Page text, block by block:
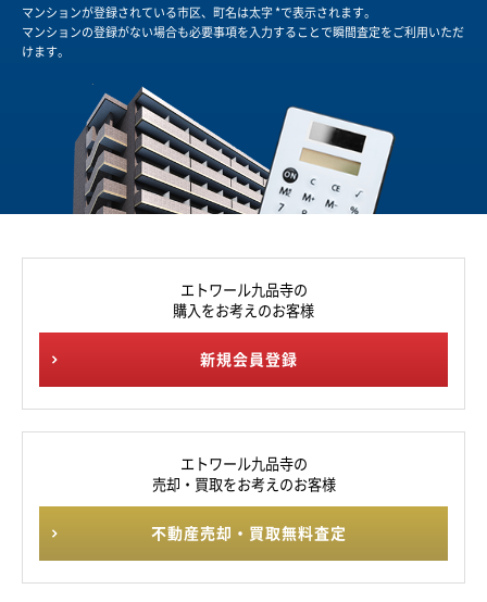
マンションが登録されている市区、町名は太字 *で表示されます。
マンションの登録がない場合も必要事項を入力することで瞬間査定をご利用いただ
けます。
エトワール九品寺の
購入をお考えのお客様
新規会員登録
エトワール九品寺の
売却・買取をお考えのお客様
不動産売却・買取無料査定